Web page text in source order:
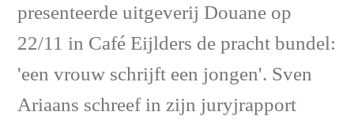
presenteerde uitgeverij Douane op
22/11 in Café Eijlders de pracht bundel:
'een vrouw schrijft een jongen'. Sven
Ariaans schreef in zijn juryjrapport